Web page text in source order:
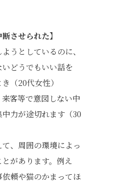
させられた】
うとしているのに、
どうでもいい話を
（20代女性）
来客等で意図しない中
力が途切れます（30
て、周囲の環境によっ
があります。例え
頼や猫のかまってほ